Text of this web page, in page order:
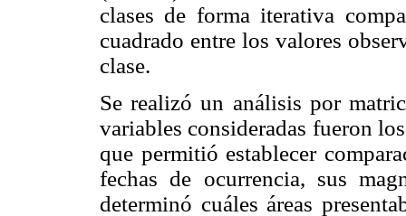
clases de forma iterativa
cuadrado entre los valores
clase.
Se realizó un análisis por
variables consideradas fueron
que permitió establecer
fechas de ocurrencia, sus
determinó cuáles áreas